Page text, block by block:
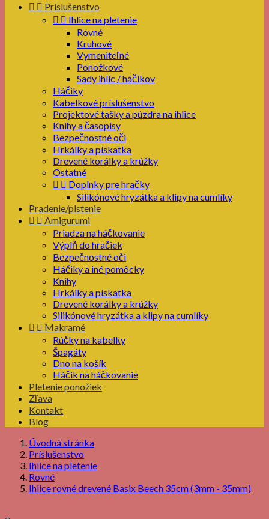
  Príslušenstvo
  Ihlice na pletenie
Rovné
Kruhové
Vymeniteľné
Ponožkové
Sady ihlíc / háčikov
Háčiky
Kabelkové príslušenstvo
Projektové tašky a púzdra na ihlice
Knihy a časopisy
Bezpečnostné oči
Hrkálky a pískatka
Drevené korálky a krúžky
Ostatné
  Doplnky pre hračky
Silikónové hryzátka a klipy na cumlíky
Pradenie/plstenie
  Amigurumi
Priadza na háčkovanie
Výplň do hračiek
Bezpečnostné oči
Háčiky a iné pomôcky
Knihy
Hrkálky a pískatka
Drevené korálky a krúžky
Silikónové hryzátka a klipy na cumlíky
  Makramé
Rúčky na kabelky
Špagáty
Dno na košík
Háčik na háčkovanie
Pletenie ponožiek
Zľava
Kontakt
Blog
Úvodná stránka
Príslušenstvo
Ihlice na pletenie
Rovné
Ihlice rovné drevené Basix Beech 35cm (3mm - 35mm)